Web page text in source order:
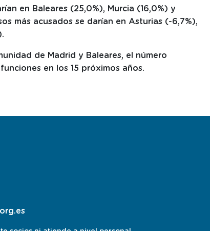
en Baleares (25,0%), Murcia (16,0%) y
más acusados se darían en Asturias (-6,7%),
de Madrid y Baleares, el número
en los 15 próximos años.